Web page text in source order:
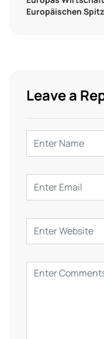
Europäischen
Leave a